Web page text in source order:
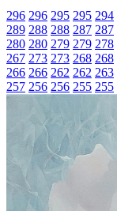
296 296 295 295 294
289 288 288 287 287
280 280 279 279 278
267 273 273 268 268
266 266 262 262 263
257 256 256 255 255